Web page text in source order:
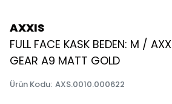
AXXIS
FULL FACE KASK BEDEN: M /
GEAR A9 MATT GOLD
Ürün Kodu: AXS.0010.000622